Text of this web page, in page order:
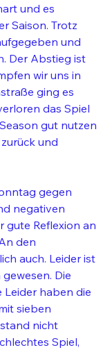
und es
Saison. Trotz
und
Der Abstieg ist
wir uns in
ging es
das Spiel
gut nutzen
und
gegen
negativen
gute Reflexion an
den
auch. Leider ist
Die
haben die
sieben
nicht
Spiel,